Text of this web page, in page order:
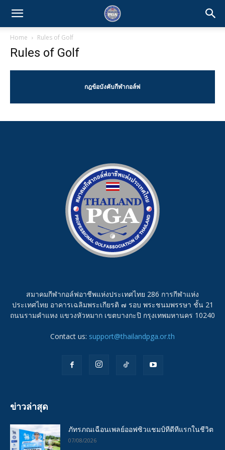
Home Rules of Golf
Rules of Golf
กฎข้อบังคับกีฬากอล์ฟ
สมาคมกีฬากอล์ฟอาชีพแห่งประเทศไทย 286 การกีฬาแห่ง
ประเทศไทย อาคารเฉลิมพระเกียรติ ๗ รอบ พระชนมพรรษา ชั้น 21
ถนนรามคำแหง แขวงหัวหมาก เขตบางกะปิ กรุงเทพมหานคร 10240
Contact us: support@thailandpga.or.th
ข่าวล่าสุด
ภัทรภณเฉือนเพลย์ออฟซิวแชมป์ทีดีทีแรกในชีวิต
07/08/2026